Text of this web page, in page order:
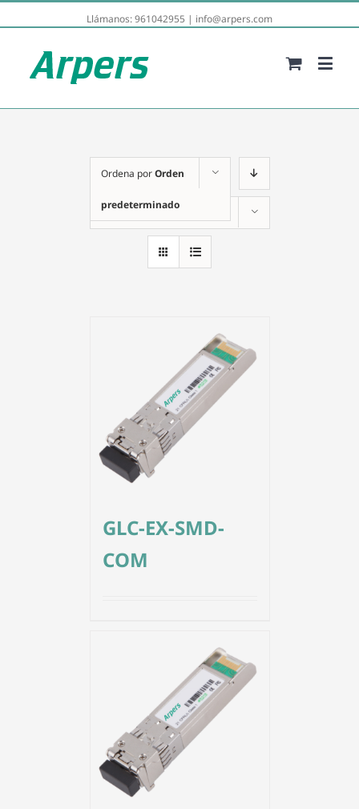
Llámanos:961042955 | info@arpers.com
Ordena porOrden
predeterminado
Mostrar24 productos
GLC-EX-SMD-
COM